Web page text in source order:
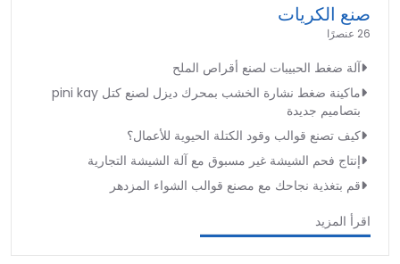
صنع الكريات
26 عنصرًا
آلة ضغط الحبيبات لصنع أقراص الملح
ماكينة ضغط نشارة الخشب بمحرك ديزل لصنع كتل pini kay
بتصاميم جديدة
كيف تصنع قوالب وقود الكتلة الحيوية للأعمال؟
إنتاج فحم الشيشة غير مسبوق مع آلة الشيشة التجارية
قم بتغذية نجاحك مع مصنع قوالب الشواء المزدهر
اقرأ المزيد